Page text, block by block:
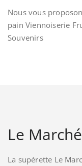
Nous vous
pain Viennoiserie
Souvenirs
Le
La supérette Le